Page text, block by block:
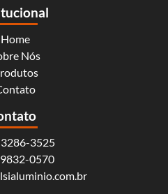
Home
Nós
3525
0570